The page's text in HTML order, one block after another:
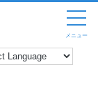
メニュー